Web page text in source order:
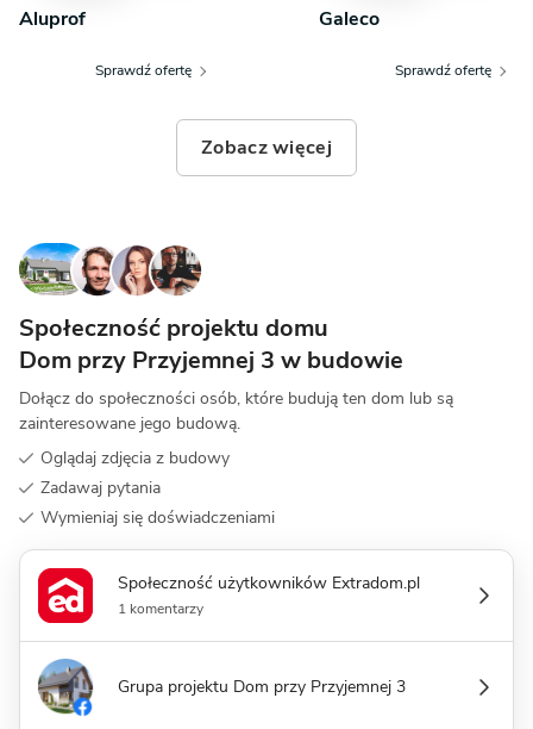
Aluprof
Sprawdź ofertę
Galeco
Sprawdź ofertę
Zobacz więcej
Społeczność projektu domu
Dom przy Przyjemnej 3 w budowie
Dołącz do społeczności osób, które budują ten dom lub są
zainteresowane jego budową.
Oglądaj zdjęcia z budowy
Zadawaj pytania
Wymieniaj się doświadczeniami
Społeczność użytkowników Extradom.pl
1 komentarzy
Grupa projektu Dom przy Przyjemnej 3